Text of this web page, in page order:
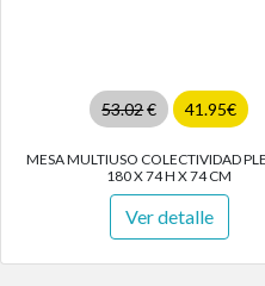
53.02€ 41.95€
MESA MULTIUSO COLECTIVIDAD
180 X 74 H X 74 CM
Ver detalle